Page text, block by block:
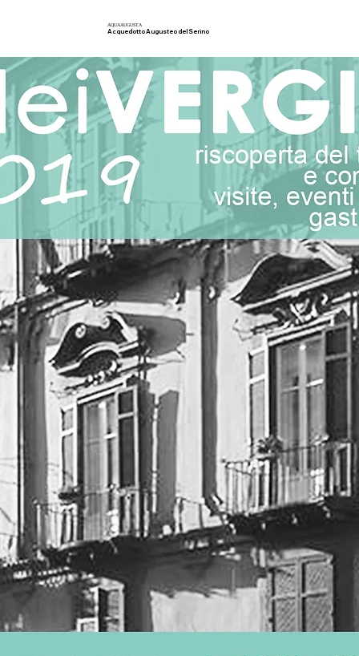
AQUAAUGUSTA
Acquedotto Augusteo del Serino